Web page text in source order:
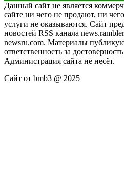
Данный сайт не является
сайте ни чего не продают, ни
услуги не оказываются. Сайт
новостей RSS канала
newsru.com. Материалы
ответственность за
Администрация сайта не несёт.
Сайт от bmb3 @ 2025